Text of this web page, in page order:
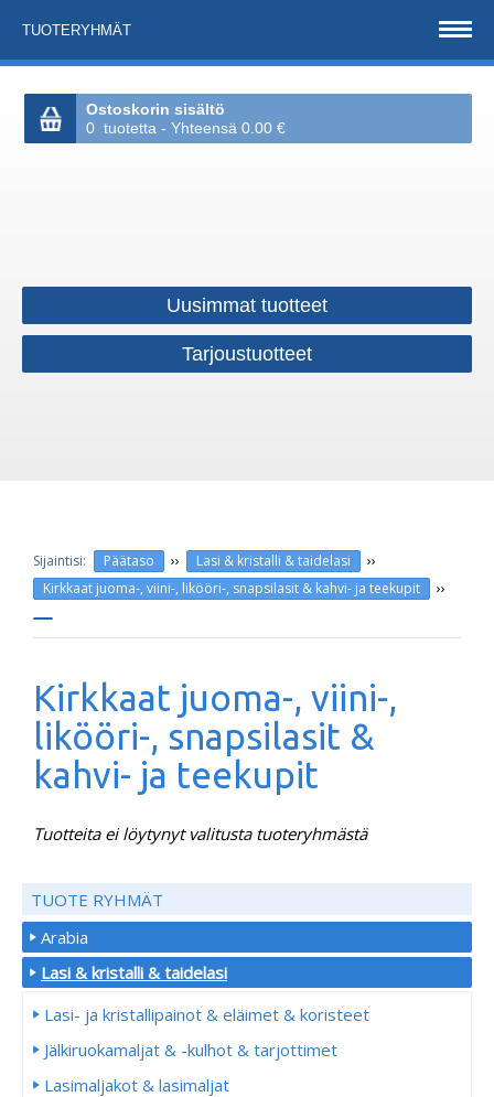
TUOTERYHMÄT
Ostoskorin sisältö
0 tuotetta - Yhteensä 0.00 €
Uusimmat tuotteet
Tarjoustuotteet
Päätaso ›› Lasi & kristalli & taidelasi ››
Kirkkaat juoma-, viini-, likööri-, snapsilasit & kahvi- ja teekupit ››
Kirkkaat juoma-, viini-,
likööri-, snapsilasit &
kahvi- ja teekupit
Tuotteita ei löytynyt valitusta tuoteryhmästä
TUOTE RYHMÄT
Arabia
Lasi & kristalli & taidelasi
Lasi- ja kristallipainot & eläimet & koristeet
Jälkiruokamaljat & -kulhot & tarjottimet
Lasimaljakot & lasimaljat